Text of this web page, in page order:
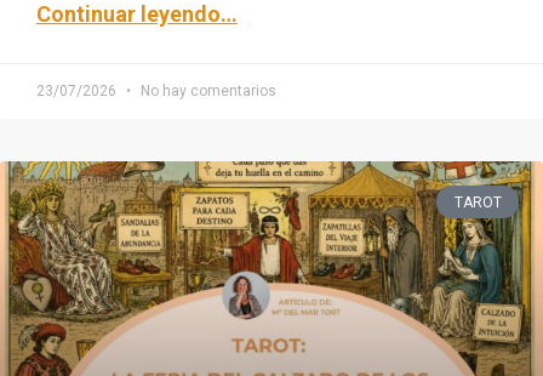
Continuar leyendo…
23/07/2026 No hay comentarios
TAROT